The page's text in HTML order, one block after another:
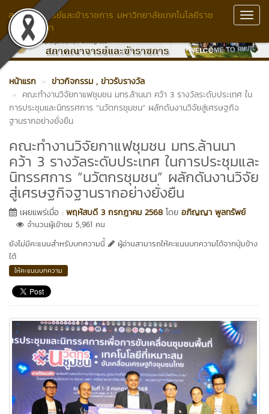
สภาคณาจารย์และข้าราชการ มหาวิทยาลัยเทคโนโลยีราช
มงคลล้านนา
หน้าแรก ข่าวกิจกรรม , ข่าวรับรางวัล
คณะทำงานวิจัยกาแฟชุมชน มทร.ล้านนา คว้า 3 รางวัลระดับประเทศ ใน
การประชุมและนิทรรศการ “นวัตกรชุมชน” ผลักดันงานวิจัยสู่เศรษฐกิจ
ฐานรากอย่างยั่งยืน
คณะทำงานวิจัยกาแฟชุมชน มทร.ล้านนา
คว้า 3 รางวัลระดับประเทศ ในการประชุมและ
นิทรรศการ “นวัตกรชุมชน” ผลักดันงานวิจัย
สู่เศรษฐกิจฐานรากอย่างยั่งยืน
เผยแพร่เมื่อ : พฤหัสบดี 3 กรกฎาคม 2568 โดย อภิญญา พูลทรัพย์
จำนวนผู้เข้าชม 5,961 คน
ยังไม่มีคะแนนสำหรับบทความนี้
ผู้อ่านสามารถให้คะแนนบทความได้จากปุ่มข้าง
ใต้
ให้คะแนนบทความ